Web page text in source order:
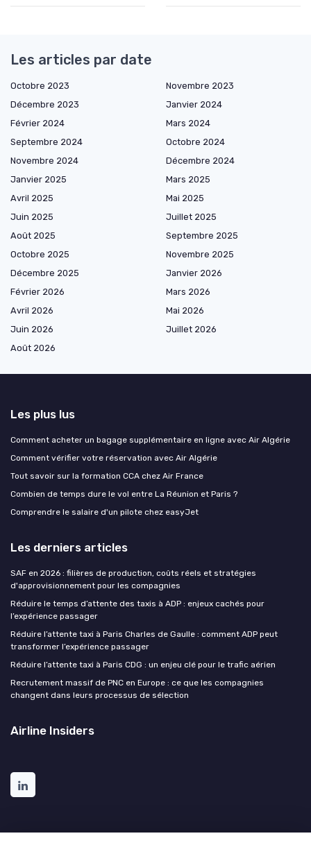
Les articles par date
Octobre 2023
Novembre 2023
Décembre 2023
Janvier 2024
Février 2024
Mars 2024
Septembre 2024
Octobre 2024
Novembre 2024
Décembre 2024
Janvier 2025
Mars 2025
Avril 2025
Mai 2025
Juin 2025
Juillet 2025
Août 2025
Septembre 2025
Octobre 2025
Novembre 2025
Décembre 2025
Janvier 2026
Février 2026
Mars 2026
Avril 2026
Mai 2026
Juin 2026
Juillet 2026
Août 2026
Les plus lus
Comment acheter un bagage supplémentaire en ligne avec Air Algérie
Comment vérifier votre réservation avec Air Algérie
Tout savoir sur la formation CCA chez Air France
Combien de temps dure le vol entre La Réunion et Paris ?
Comprendre le salaire d'un pilote chez easyJet
Les derniers articles
SAF en 2026 : filières de production, coûts réels et stratégies
d'approvisionnement pour les compagnies
Réduire le temps d’attente des taxis à ADP : enjeux cachés pour
l’expérience passager
Réduire l’attente taxi à Paris Charles de Gaulle : comment ADP peut
transformer l’expérience passager
Réduire l’attente taxi à Paris CDG : un enjeu clé pour le trafic aérien
Recrutement massif de PNC en Europe : ce que les compagnies
changent dans leurs processus de sélection
Airline Insiders